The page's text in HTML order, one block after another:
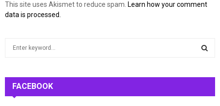
This site uses Akismet to reduce spam. Learn how your comment
data is processed.
h
FACEBOOK